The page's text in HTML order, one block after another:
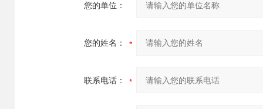
您的单位：
您的姓名：
联系电话：